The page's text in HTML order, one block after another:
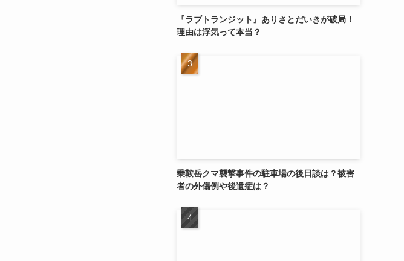
『ラブトランジット』ありさとだいきが破局！
理由は浮気って本当？
乗鞍岳クマ襲撃事件の駐車場の後日談は？被害
者の外傷例や後遺症は？